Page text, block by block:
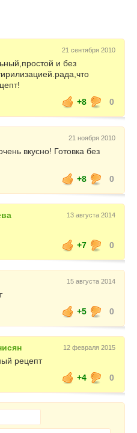
21 сентября 2010
и без
+8
0
21 ноября 2010
вкусно! Готовка без
+8
0
13 августа 2014
+7
0
15 августа 2014
+5
0
12 февраля 2015
рецепт
+4
0